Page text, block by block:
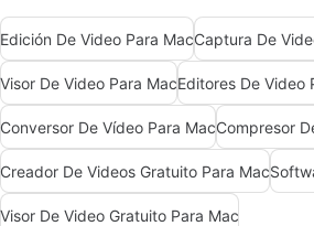
Edición De Video Para MacCaptura De
Visor De Video Para MacEditores De Video
Conversor De Vídeo Para MacCompresor
Creador De Videos Gratuito Para Mac
Visor De Video Gratuito Para Mac